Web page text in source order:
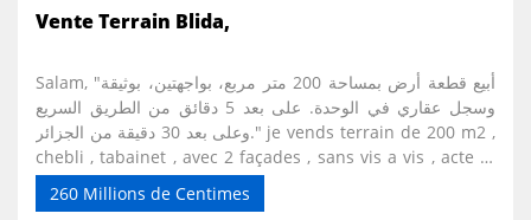
Vente Terrain Blida,
Salam, "أبيع قطعة أرض بمساحة 200 متر مربع، بواجهتين، بوثيقة
وسجل عقاري في الوحدة. على بعد 5 دقائق من الطريق السريع
وعلى بعد 30 دقيقة من الجزائر." je vends terrain de 200 m2 ,
chebli , tabainet , avec 2 façades , sans vis a vis , acte et
livret foncier dans l'indivision. a 5 minute de l'autoroute
et a 30 minutes d'Alger prix 560 U
260 Millions de Centimes